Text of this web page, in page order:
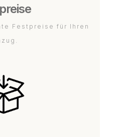
Festpreise für Ihren